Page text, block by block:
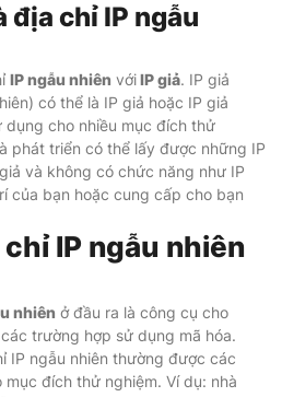
địa chỉ IP ngẫu
IP ngẫu nhiên vớiIP giả. IP giả
có thể là IP giả hoặc IP giả
cho nhiều mục đích thử
phát triển có thể lấy được những IP
và không có chức năng như IP
của bạn hoặc cung cấp cho bạn
IP ngẫu nhiên
nhiên ở đầu ra là công cụ cho
trường hợp sử dụng mã hóa.
IP ngẫu nhiên thường được các
đích thử nghiệm. Ví dụ: nhà